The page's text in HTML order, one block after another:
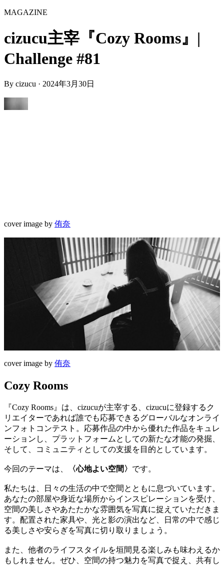
MAGAZINE
cizucu主宰『Cozy Rooms』|
Challenge #81
By cizucu · 2024年3月30日
cover image by 侑奈
cover image by 侑奈
Cozy Rooms
『Cozy Rooms』は、cizucuが主宰する、cizucuに登録するク
リエイターであれば誰でも応募できるグローバルなオンライ
ンフォトコンテスト。応募作品の中から優れた作品をキュレ
ーションし、プラットフォームとしての新たな才能の発掘、
そして、コミュニティとしての支援を目的としています。
今回のテーマは、 〈心地よい空間〉 です。
私たちは、日々の生活の中で空間とともに息づいています。
あなたの部屋や身近な場所からインスピレーションを受け、
空間の美しさやあたたかな雰囲気を写真に捉えていただきま
す。配置された家具や、光と影の演出など、日常の中で感じ
る美しさや安らぎを写真に切り取りましょう。
また、他者のライフスタイルを垣間見る楽しみも味わえるか
もしれません。ぜひ、空間の持つ魅力を写真で捉え、共有し